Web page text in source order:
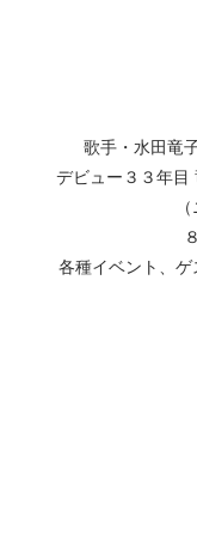
歌手・水田竜
デビュー３３年目
各種イベント、